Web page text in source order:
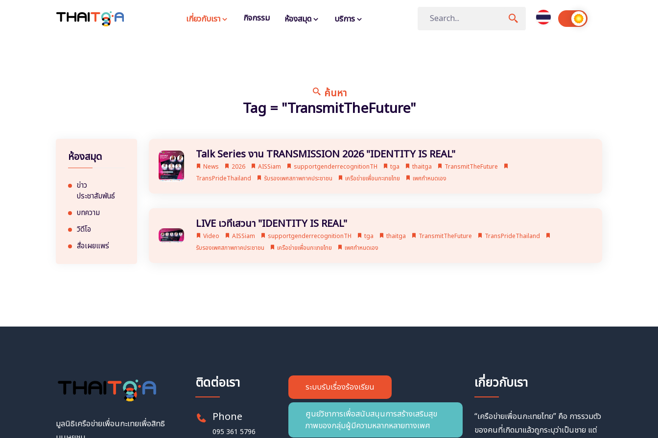
เกี่ยวกับเรา กิจกรรม ห้องสมุด บริการ
ค้นหา
Tag = "TransmitTheFuture"
ห้องสมุด
ข่าว
ประชาสัมพันธ์
บทความ
วิดีโอ
สื่อเผยแพร่
Talk Series งาน TRANSMISSION 2026 "IDENTITY IS REAL"
News 2026 AISSiam supportgenderrecognitionTH tga thaitga
TransmitTheFuture
TransPrideThailand
รับรองเพศสภาพภาคประชาชน เครือข่ายเพื่อนกะเทยไทย เพศกำหนดเอง
LIVE เวทีเสวนา "IDENTITY IS REAL"
Video AISSiam supportgenderrecognitionTH tga thaitga TransmitTheFuture
TransPrideThailand
รับรองเพศสภาพภาคประชาชน
เครือข่ายเพื่อนกะเทยไทย เพศกำหนดเอง
มูลนิธิเครือข่ายเพื่อนกะเทยเพื่อสิทธิ
ติดต่อเรา
Phone
095 361 5796
ระบบรับเรื่องร้องเรียน
ศูนย์วิชาการเพื่อสนับสนุนการสร้างเสริมสุข
ภาพของกลุ่มผู้มีความหลากหลายทางเพศ
เกี่ยวกับเรา
“เครือข่ายเพื่อนกะเทยไทย” คือ การรวมตัว
ของคนที่เกิดมาแล้วถูกระบุว่าเป็นชาย แต่